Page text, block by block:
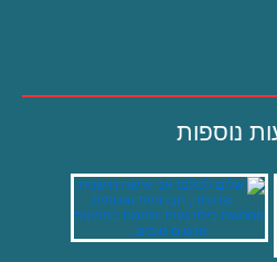
נוספות